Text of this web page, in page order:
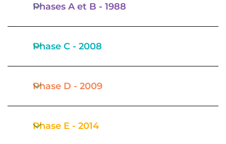
Phases A et B - 1988
Phase C - 2008
Phase D - 2009
Phase E - 2014